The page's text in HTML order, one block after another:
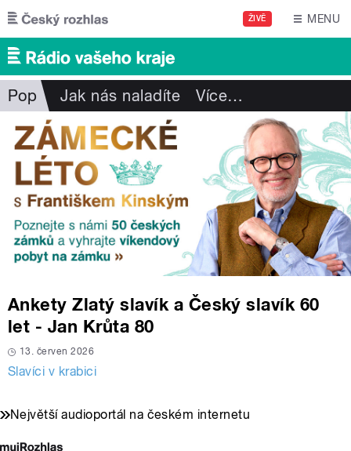
Přejít k hlavnímu obsahu
ŽIVĚ MENU
Pop Jak nás naladíte Více…
Ankety Zlatý slavík a Český slavík 60
let - Jan Krůta 80
13. červen 2026
Slavíci v krabici
Největší audioportál na českém internetu